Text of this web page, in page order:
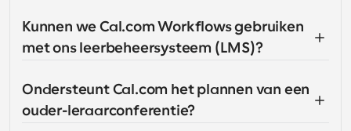
Kunnen we Cal.com Workflows gebruiken
met ons leerbeheersysteem (LMS)?
Ondersteunt Cal.com het plannen van een
ouder-leraarconferentie?